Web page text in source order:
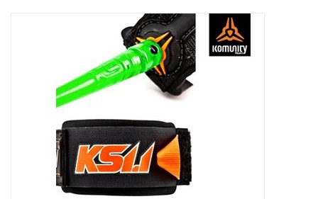
Lycra's & UV protection
Accessories